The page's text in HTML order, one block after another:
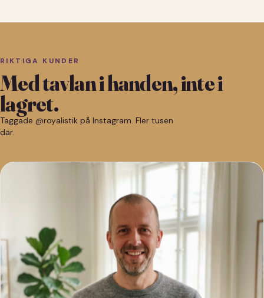
RIKTIGA KUNDER
Med tavlan i handen, inte i
lagret.
Taggade @royalistik på Instagram. Fler tusen
där.